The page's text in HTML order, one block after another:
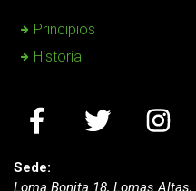
Principios
Historia
Sede:
Loma Bonita 18, Lomas